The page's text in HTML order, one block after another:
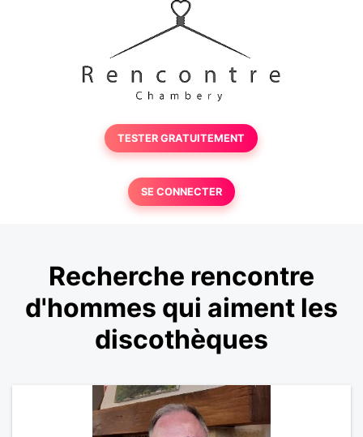
TESTER GRATUITEMENT
SE CONNECTER
Recherche rencontre
d'hommes qui aiment les
discothèques